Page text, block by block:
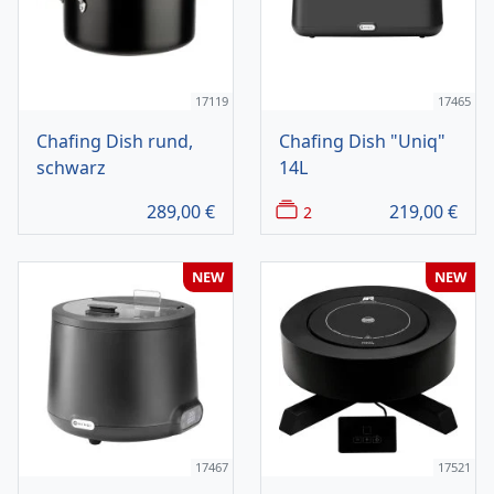
17119
Chafing Dish rund,
schwarz
289,00€
17465
Chafing Dish "Uniq"
14L
2 219,00€
17467
NEW
17521
NEW